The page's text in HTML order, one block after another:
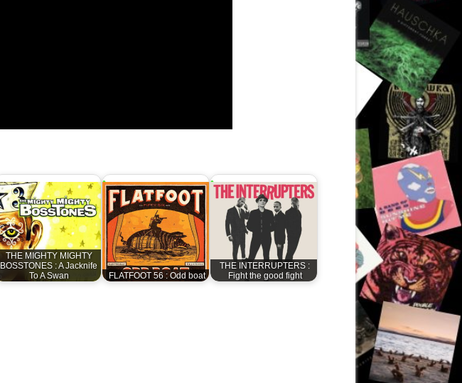
THE MIGHTY MIGHTY
BOSSTONES : A Jacknife
To A Swan
FLATFOOT 56 : Odd boat
THE INTERRUPTERS :
Fight the good fight